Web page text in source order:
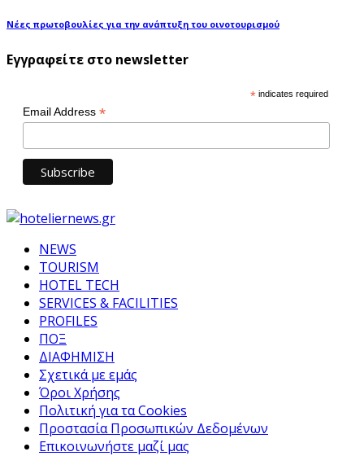
Νέες πρωτοβουλίες για την ανάπτυξη του οινοτουρισμού
Εγγραφείτε στο newsletter
* indicates required
Email Address *
NEWS
TOURISM
HOTEL TECH
SERVICES & FACILITIES
PROFILES
ΠΟΞ
ΔΙΑΦΗΜΙΣΗ
Σχετικά με εμάς
Όροι Χρήσης
Πολιτική για τα Cookies
Προστασία Προσωπικών Δεδομένων
Επικοινωνήστε μαζί μας